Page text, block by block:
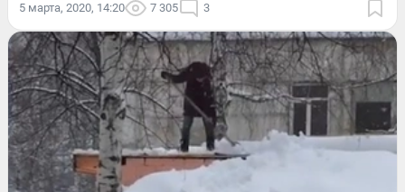
5 марта, 2020, 14:20 7 305 3